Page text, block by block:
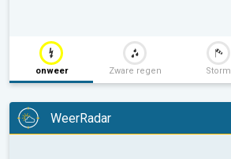
onweer Zware regen Storm
WeerRadar